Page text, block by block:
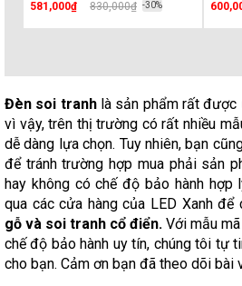
581,000₫ 830,000₫ -30%
Đèn soi tranhlà sản phẩm rất được
vì vậy, trên thị trường có rất nhiều
dễ dàng lựa chọn. Tuy nhiên, bạn
để tránh trường hợp mua phải sản
hay không có chế độ bảo hành hợp
qua các cửa hàng của LED Xanh để
gỗ và soi tranh cổ điển. Với mẫu
chế độ bảo hành uy tín, chúng tôi tự
cho bạn. Cảm ơn bạn đã theo dõi bài